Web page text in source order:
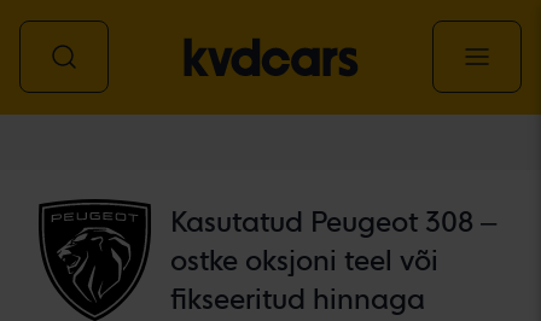
Kasutatud Peugeot 308 –
ostke oksjoni teel või
fikseeritud hinnaga